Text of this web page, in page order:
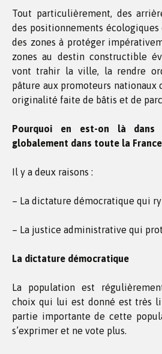
Tout particulièrement, des
des positionnements
des zones à protéger
zones au destin constructible
vont trahir la ville, la rendre
pâture aux promoteurs nationaux
originalité faite de bâtis et de
Pourquoi en est-on là dans
globalement dans toute la
Il y a deux raisons :
– La dictature démocratique qui
– La justice administrative qui
La dictature démocratique
La population est
choix qui lui est donné est très
partie importante de cette
s’exprimer et ne vote plus.